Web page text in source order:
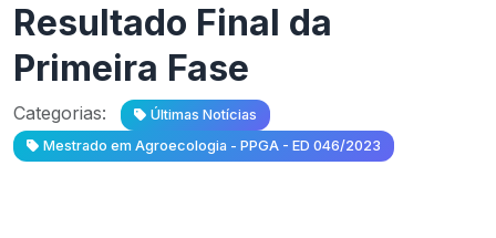
Resultado Final da
Primeira Fase
Categorias:
Últimas Notícias
Mestrado em Agroecologia - PPGA - ED 046/2023